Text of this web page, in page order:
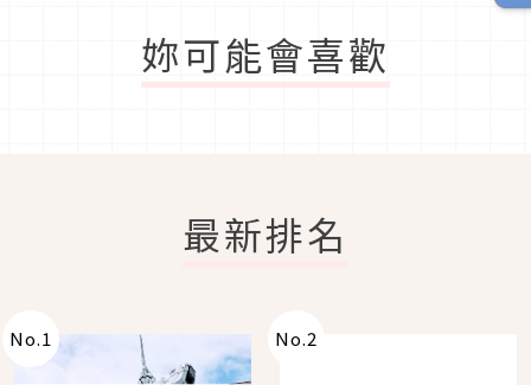
妳可能會喜歡
最新排名
No.1 No.2